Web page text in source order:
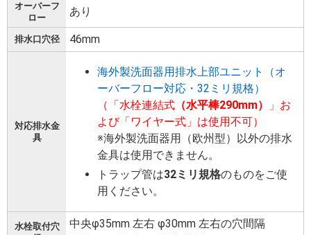
オーバーフ
ロー
あり
排水口穴径 46mm
対応排水金
具
海外製洗面器用排水上部ユニット（オ
ーバーフロー対応・32ミリ規格）
（「水栓連結式 （水平棒290mm）
」お
よび「ワイヤー式」は使用不可）
※海外製洗面器用（欧州型）以外の排水
金具は使用できません。
トラップ管は32ミリ規格のものをご使
用ください。
水栓取付穴
中央φ35mm 左右 φ30mm 左右の穴間隔